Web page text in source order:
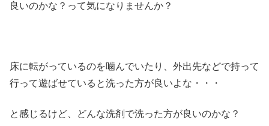
良いのかな？って気になりませんか？
床に転がっているのを噛んでいたり、外出先などで持って
行って遊ばせていると洗った方が良いよな・・・
と感じるけど、どんな洗剤で洗った方が良いのかな？